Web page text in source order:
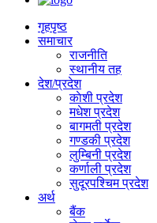
गृहपृष्‍ठ
समाचार
राजनीति
स्थानीय तह
देश/प्रदेश
काेशी प्रदेश
मधेश प्रदेश
बागमती प्रदेश
गण्डकी प्रदेश
लुम्बिनी प्रदेश
कर्णाली प्रदेश
सुदूरपश्चिम प्रदेश
अर्थ
बैंक